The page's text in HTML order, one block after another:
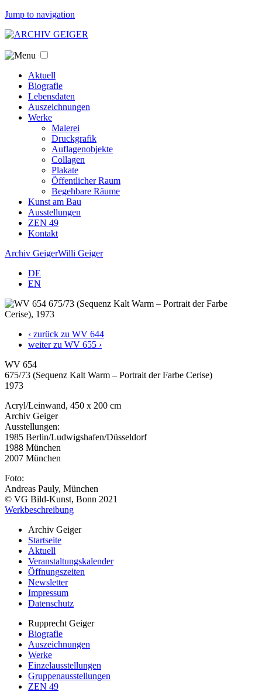
Jump to navigation
Aktuell
Biografie
Lebensdaten
Auszeichnungen
Werke
Malerei
Druckgrafik
Auflagenobjekte
Collagen
Plakate
Öffentlicher Raum
Begehbare Räume
Kunst am Bau
Ausstellungen
ZEN 49
Kontakt
Archiv GeigerWilli Geiger
DE
EN
‹ zurück zu WV 644
weiter zu WV 655 ›
WV 654
675/73 (Sequenz Kalt Warm – Portrait der Farbe Cerise)
1973
Acryl/Leinwand, 450 x 200 cm
Archiv Geiger
Ausstellungen:
1985 Berlin/Ludwigshafen/Düsseldorf
1988 München
2007 München
Foto:
Andreas Pauly, München
© VG Bild-Kunst, Bonn 2021
Werkbeschreibung
Archiv Geiger
Startseite
Aktuell
Veranstaltungskalender
Öffnungszeiten
Newsletter
Impressum
Datenschutz
Rupprecht Geiger
Biografie
Auszeichnungen
Werke
Einzelausstellungen
Gruppenausstellungen
ZEN 49